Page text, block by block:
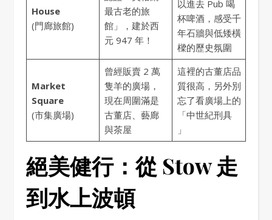
House
(門廊旅館)
最古老的旅
館」，建於西
元 947 年！
以進去 Pub 喝
杯啤酒，感受千
年石牆與低矮橫
樑的歷史氛圍
Market
Square
(市集廣場)
曾經販賣 2 萬
隻羊的廣場，
現在周圍滿是
古董店、藝廊
與茶屋
這裡的古董店品
質很高，另外別
忘了看廣場上的
「中世紀刑具
」
絕美健行：從 Stow 走
到水上波頓